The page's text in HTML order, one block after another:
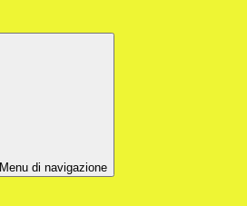
Menu di navigazione